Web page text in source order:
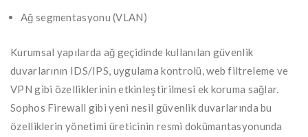
Ağ segmentasyonu (VLAN)
Kurumsal yapılarda ağ geçidinde kullanılan güvenlik
duvarlarının IDS/IPS, uygulama kontrolü, web filtreleme ve
VPN gibi özelliklerinin etkinleştirilmesi ek koruma sağlar.
Sophos Firewall gibi yeni nesil güvenlik duvarlarında bu
özelliklerin yönetimi üreticinin resmi dokümantasyonunda